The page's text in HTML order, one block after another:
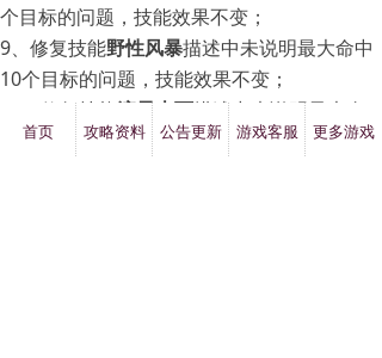
个目标的问题，技能效果不变；
9、修复技能野性风暴描述中未说明最大命中
10个目标的问题，技能效果不变；
10、修复技能 流星火雨描述中未说明最大命
中10个目标的问题，技能效果不变；
首页 攻略资料 公告更新 游戏客服 更多游戏